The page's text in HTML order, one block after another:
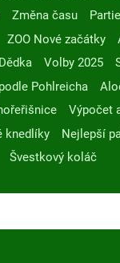
Změna času Partie
ZOO Nové začátky
Volby 2025
Pohlreicha
Výpočet
knedlíky
Nejlepší
Švestkový koláč